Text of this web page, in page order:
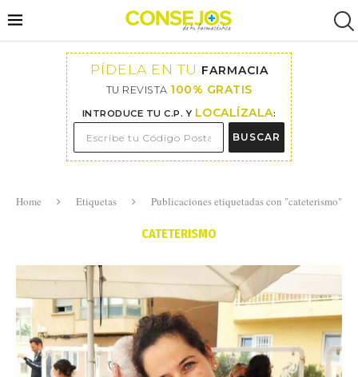
PÍDELA EN TU FARMACIA
TU REVISTA 100% GRATIS
INTRODUCE TU C.P. Y LOCALÍZALA:
BUSCAR
Home Etiquetas Publicaciones etiquetadas con "cateterismo"
CATETERISMO